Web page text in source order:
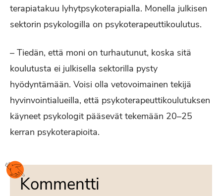
terapiatakuu lyhytpsykoterapialla. Monella julkisen
sektorin psykologilla on psykoterapeuttikoulutus.
– Tiedän, että moni on turhautunut, koska sitä
koulutusta ei julkisella sektorilla pysty
hyödyntämään. Voisi olla vetovoimainen tekijä
hyvinvointialueilla, että psykoterapeuttikoulutuksen
käyneet psykologit pääsevät tekemään 20–25
kerran psykoterapioita.
Kommentti